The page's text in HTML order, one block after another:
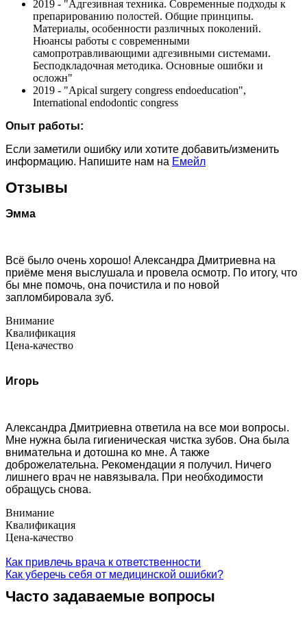
2019 - "Адгезивная техника. Современные подходы к
препарированию полостей. Общие принципы.
Материалы, особенности различных поколений.
Нюансы работы с современными
самопротравливающими адгезивными системами.
Бесподкладочная методика. Основные ошибки и
осложн"
2019 - "Apical surgery congress endoeducation",
International endodontic congress
Опыт работы:
Если заметили ошибку или хотите добавить/изменить
информацию. Напишите нам на Емейл
Отзывы
Эмма
Всё было очень хорошо! Александра Дмитриевна на
приёме меня выслушала и провела осмотр. По итогу, что
бы мне помочь, она почистила и по новой
запломбировала зуб.
Внимание
Квалификация
Цена-качество
Игорь
Александра Дмитриевна ответила на все мои вопросы.
Мне нужна была гигиеническая чистка зубов. Она была
внимательна и дотошна ко мне. А также
доброжелательна. Рекомендации я получил. Ничего
лишнего врач не навязывала. При необходимости
обращусь снова.
Внимание
Квалификация
Цена-качество
Как привлечь врача к ответственности
Как уберечь себя от медицинской ошибки?
Часто задаваемые вопросы